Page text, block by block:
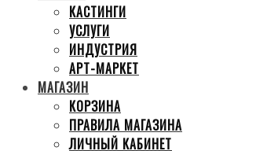
КАСТИНГИ
УСЛУГИ
ИНДУСТРИЯ
АРТ-МАРКЕТ
МАГАЗИН
КОРЗИНА
ПРАВИЛА МАГАЗИНА
ЛИЧНЫЙ КАБИНЕТ